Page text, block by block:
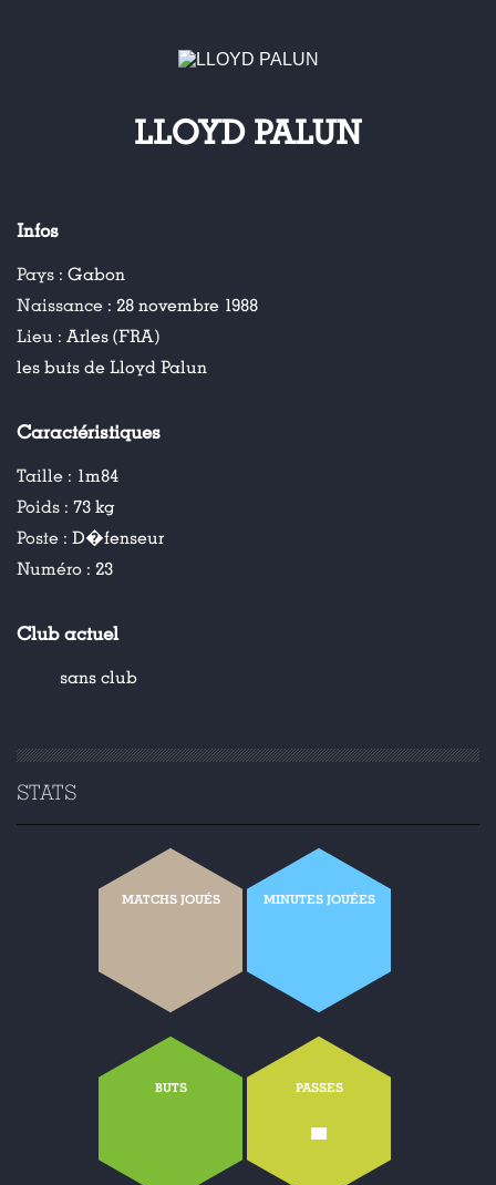
LLOYD PALUN
Infos
Pays : Gabon
Naissance : 28 novembre 1988
Lieu : Arles (FRA)
les buts de Lloyd Palun
Caractéristiques
Taille : 1m84
Poids : 73 kg
Poste : D�fenseur
Numéro : 23
Club actuel
sans club
STATS
MATCHS JOUÉS MINUTES JOUÉES
BUTS PASSES
-